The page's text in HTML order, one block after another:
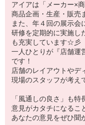
アイアは「メーカー×
商品企画・生産・販売
また、年４回の展示会
研修を定期的に実施し
も充実しています☆彡
一人ひとりが『店舗運
です！
店舗のレイアウトやデ
現場のスタッフが考え
「風通しの良さ」も特
意見がカタチになるこ
あなたの意見をぜひ聞